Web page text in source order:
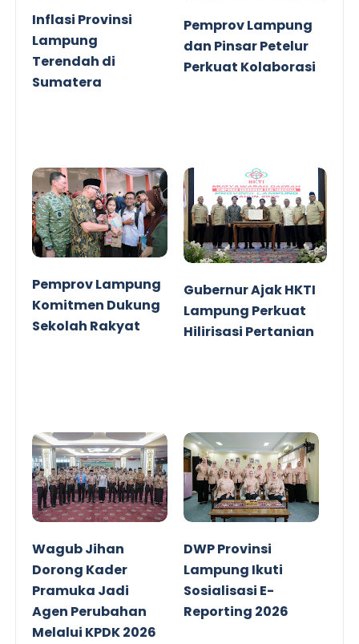
Inflasi Provinsi
Lampung
Terendah di
Sumatera
Pemprov Lampung
dan Pinsar Petelur
Perkuat Kolaborasi
Pemprov Lampung
Komitmen Dukung
Sekolah Rakyat
Gubernur Ajak HKTI
Lampung Perkuat
Hilirisasi Pertanian
Wagub Jihan
Dorong Kader
Pramuka Jadi
Agen Perubahan
Melalui KPDK 2026
DWP Provinsi
Lampung Ikuti
Sosialisasi E-
Reporting 2026